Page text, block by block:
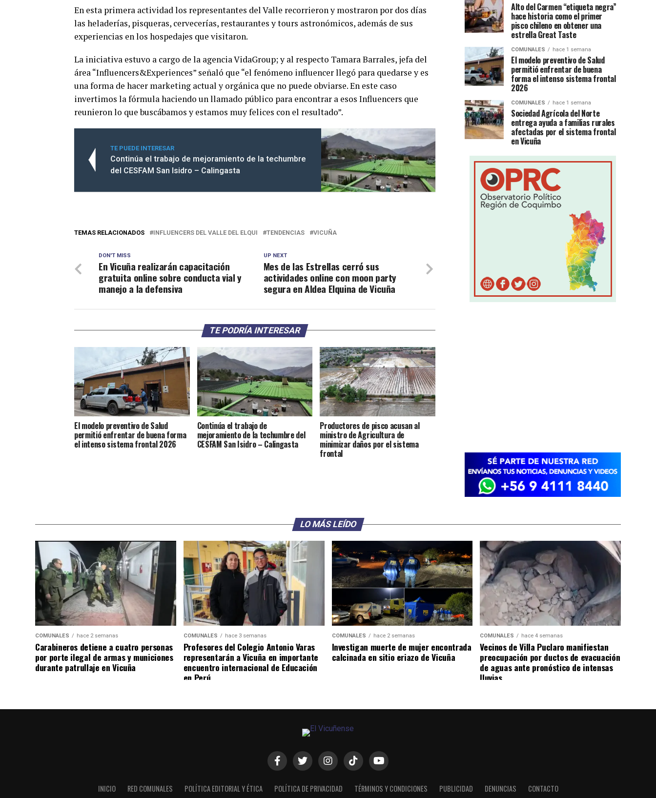
En esta primera actividad los representantes del Valle recorrieron y mostraron por dos días
las heladerías, pisqueras, cervecerías, restaurantes y tours astronómicos, además de sus
experiencias en los hospedajes que visitaron.
La iniciativa estuvo a cargo de la agencia VidaGroup; y al respecto Tamara Barrales, jefa del
área “Influencers&Experiences” señaló que “el fenómeno influencer llegó para quedarse y es
una forma de hacer marketing actual y orgánica que no puede obviarse. En este caso
invertimos la fórmula haciendo un llamado público para encontrar a esos Influencers que
reunieron lo que buscábamos y estamos muy felices con el resultado”.
TE PUEDE INTERESAR
Continúa el trabajo de mejoramiento de la techumbre
del CESFAM San Isidro – Calingasta
TEMAS RELACIONADOS INFLUENCERS DEL VALLE DEL ELQUI TENDENCIAS VICUÑA
UP NEXT
Mes de las Estrellas cerró sus
actividades online con moon party
segura en Aldea Elquina de Vicuña
DON'T MISS
En Vicuña realizarán capacitación
gratuita online sobre conducta vial y
manejo a la defensiva
TE PODRÍA INTERESAR
El modelo preventivo de Salud
permitió enfrentar de buena forma
el intenso sistema frontal 2026
Continúa el trabajo de
mejoramiento de la techumbre del
CESFAM San Isidro – Calingasta
Productores de pisco acusan al
ministro de Agricultura de
minimizar daños por el sistema
frontal
Alto del Carmen “etiqueta negra”
hace historia como el primer
pisco chileno en obtener una
estrella Great Taste
COMUNALES hace 1 semana
El modelo preventivo de Salud
permitió enfrentar de buena
forma el intenso sistema frontal
2026
COMUNALES hace 1 semana
Sociedad Agrícola del Norte
entrega ayuda a familias rurales
afectadas por el sistema frontal
en Vicuña
LO MÁS LEÍDO
COMUNALES hace 2 semanas
Carabineros detiene a cuatro personas
por porte ilegal de armas y municiones
durante patrullaje en Vicuña
COMUNALES hace 3 semanas
Profesores del Colegio Antonio Varas
representarán a Vicuña en importante
encuentro internacional de Educación
en Perú
COMUNALES hace 2 semanas
Investigan muerte de mujer encontrada
calcinada en sitio eriazo de Vicuña
COMUNALES hace 4 semanas
Vecinos de Villa Puclaro manifiestan
preocupación por ductos de evacuación
de aguas ante pronóstico de intensas
lluvias
INICIO RED COMUNALES POLÍTICA EDITORIAL Y ÉTICA POLÍTICA DE PRIVACIDAD TÉRMINOS Y CONDICIONES PUBLICIDAD DENUNCIAS CONTACTO